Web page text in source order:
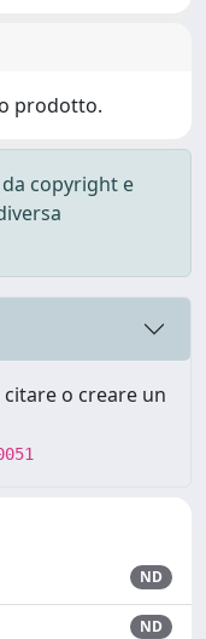
prodotto.
copyright e
o creare un
ND
ND